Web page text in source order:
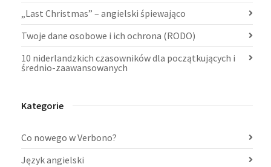
„Last Christmas” – angielski śpiewająco
Twoje dane osobowe i ich ochrona (RODO)
10 niderlandzkich czasowników dla początkujących i
średnio-zaawansowanych
Kategorie
Co nowego w Verbono?
Język angielski